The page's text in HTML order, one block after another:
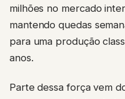
milhões no mercado
mantendo quedas
para uma produção
anos.
Parte dessa força vem